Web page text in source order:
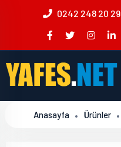
0242 248 20 29
Anasayfa Ürünler